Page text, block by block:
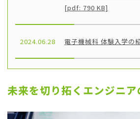
[pdf: 790 KB]
2024.06.28 電子機械科 体験入学の
未来を切り拓くエンジニア